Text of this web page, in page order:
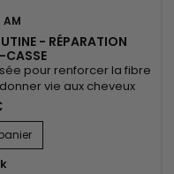
AM
- RÉPARATION
CASSE
pour renforcer la fibre
vie aux cheveux
texturés, colorés
As I Am Bond associe
ciblée pour des
et plus brillantes....